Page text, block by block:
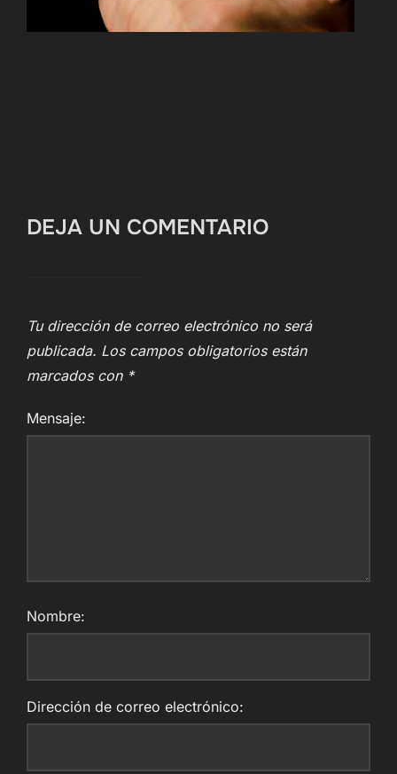
DEJA UN COMENTARIO
Tu dirección de correo electrónico no será
publicada. Los campos obligatorios están
marcados con *
Mensaje:
Nombre:
Dirección de correo electrónico: